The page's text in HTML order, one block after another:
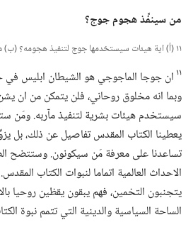
من سينفِّذ هجوم جوج؟‏
١١ (‏أ)‏ اية هيئات سيستخدمها جوج لتنفيذ هجومه؟‏ (‏ب)‏ ماذا تشمل اليقظة الروحية؟‏
١١
وبما انه مخلوق روحاني،‏ فلن يتمكن من ان
سيستخدم هيئات بشرية لتنفيذ مآربه.‏ ومَن
يعطينا الكتاب المقدس تفاصيل عن ذلك،‏ بل
تساعدنا على معرفة مَن سيكونون.‏ وستتضح
الاحداث العالمية اتماما لنبوات الكتاب
يتجنبون التخمين،‏ فهم يبقون يقظين روحيا
الساحة السياسية والدينية التي تتمم نبوة